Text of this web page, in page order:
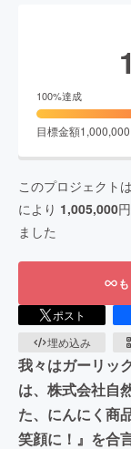
100%達成
目標金額1,000,000
このプロジェクトは
により 1,005,000
ました
ポスト
埋め込み
我々はガーリッ
は、株式会社自
た、にんにく商
笑顔に！』を合